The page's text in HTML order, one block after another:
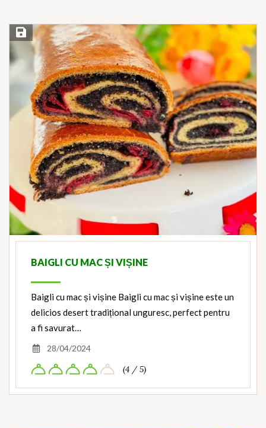
Save Recipe
BAIGLI CU MAC ȘI VIȘINE
Baigli cu mac și vișine Baigli cu mac și vișine este un
delicios desert tradițional unguresc, perfect pentru
a fi savurat…
28/04/2024
(4 / 5)